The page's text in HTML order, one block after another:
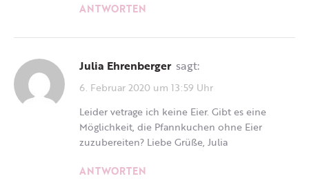
ANTWORTEN
Julia Ehrenberger sagt:
6. Februar 2020 um 13:59 Uhr
Leider vetrage ich keine Eier. Gibt es eine
Möglichkeit, die Pfannkuchen ohne Eier
zuzubereiten? Liebe Grüße, Julia
ANTWORTEN